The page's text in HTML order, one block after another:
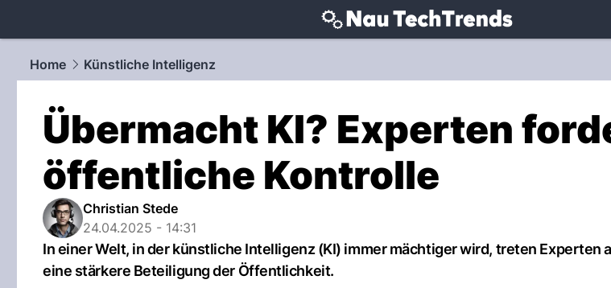
techtrends.NAU.ch
Home
Künstliche Intelligenz
Übermacht KI? Experten
öffentliche Kontrolle
Christian Stede
24.04.2025 - 14:31
In einer Welt, in der künstliche Intelligenz (KI) immer mächtiger wird, treten Experten
eine stärkere Beteiligung der Öffentlichkeit.